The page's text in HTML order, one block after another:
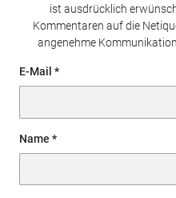
ist ausdrücklich
Kommentaren auf die
angenehme
E-Mail
Name